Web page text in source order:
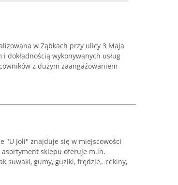
w Ząbkach przy ulicy 3 Maja
wykonywanych usług
z dużym zaangażowaniem
"U Joli'' znajduje się w miejscowości
asortyment sklepu oferuje m.in.
suwaki, gumy, guziki, frędzle,. cekiny,